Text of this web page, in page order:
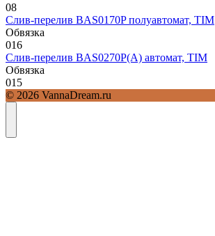
08
Слив-перелив BAS0170P полуавтомат, TIM
Обвязка
016
Слив-перелив BAS0270P(A) автомат, TIM
Обвязка
015
© 2026 VannaDream.ru